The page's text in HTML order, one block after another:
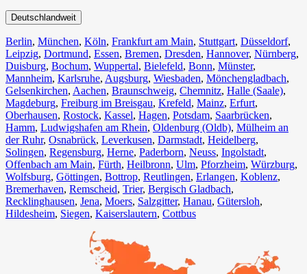
Deutschlandweit
Berlin⁠, München, Köln⁠, Frankfurt am Main, Stuttgart, Düsseldorf,
Leipzig, Dortmund, Essen, Bremen, Dresden, Hannover, Nürnberg,
Duisburg⁠, Bochum, Wuppertal⁠, Bielefeld⁠, Bonn⁠, Münster⁠,
Mannheim, Karlsruhe, Augsburg, Wiesbaden⁠, Mönchengladbach⁠,
Gelsenkirchen⁠, Aachen⁠, Braunschweig, Chemnitz⁠, Halle (Saale)⁠,
Magdeburg, Freiburg im Breisgau⁠, Krefeld⁠, Mainz⁠, Erfurt,
Oberhausen⁠, Rostock⁠, Kassel⁠, Hagen, Potsdam, Saarbrücken⁠,
Hamm, Ludwigshafen am Rhein⁠, Oldenburg (Oldb), Mülheim an
der Ruhr, Osnabrück⁠, Leverkusen, Darmstadt⁠, Heidelberg,
Solingen, Regensburg, Herne⁠, Paderborn, Neuss, Ingolstadt,
Offenbach am Main, Fürth⁠, Heilbronn, Ulm⁠, Pforzheim, Würzburg,
Wolfsburg⁠, Göttingen, Bottrop, Reutlingen, Erlangen⁠, Koblenz,
Bremerhaven⁠, Remscheid, Trier⁠, Bergisch Gladbach,
Recklinghausen, Jena⁠, Moers⁠, Salzgitter⁠, Hanau, Gütersloh,
Hildesheim⁠, Siegen⁠, Kaiserslautern⁠, Cottbus⁠